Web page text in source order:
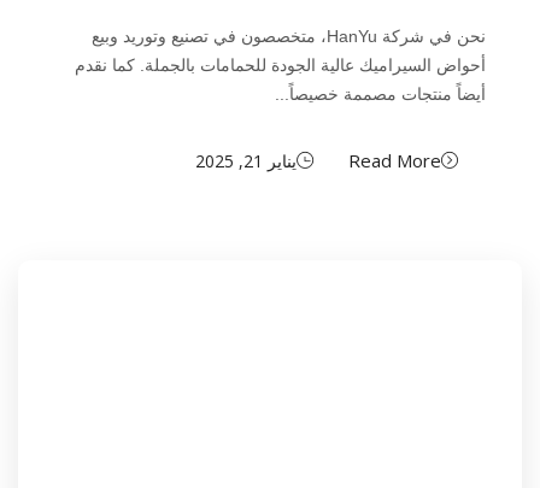
نحن في شركة HanYu، متخصصون في تصنيع وتوريد وبيع
أحواض السيراميك عالية الجودة للحمامات بالجملة. كما نقدم
أيضاً منتجات مصممة خصيصاً...
Read More يناير 21, 2025